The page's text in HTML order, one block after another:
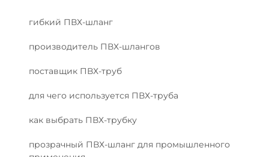
гибкий ПВХ-шланг
производитель ПВХ-шлангов
поставщик ПВХ-труб
для чего используется ПВХ-труба
как выбрать ПВХ-трубку
прозрачный ПВХ-шланг для промышленного